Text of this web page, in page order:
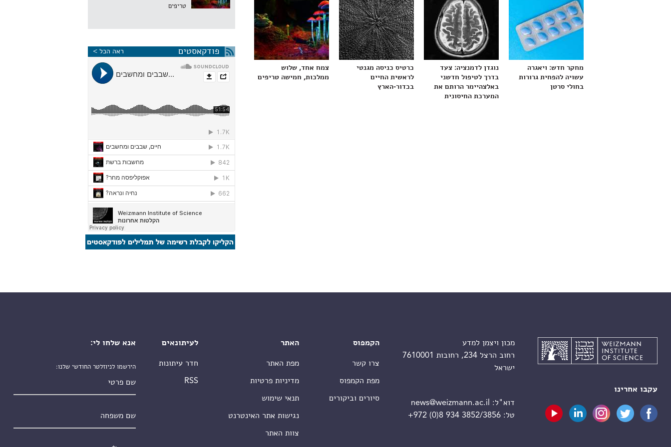
מחקר חדש: ויאגרה
עשויה להפחית גרורות
בחולי סרטן
נוגדן לדמנציה: צעד
בדרך לטיפול חדשני
באלצהיימר הרותם את
המערכת החיסונית
כרטיס כניסה מגנטי
לראשית החיים
בכדור-הארץ
צמח אחד, שלוש
ממלכות, חמישה טריפים
טריפים
פודקאסטים ראה הכל >
עקבו אחרינו
מכון ויצמן למדע
רחוב הרצל 234, רחובות 7610001
ישראל
דוא"ל:
news@weizmann.ac.il
טל:+972 (0)8 934 3852/3856
הקמפוס
צרו קשר
מפת הקמפוס
סיורים וביקורים
האתר
מפת האתר
מדיניות פרטיות
תנאי שימוש
נגישות אתר האינטרנט
צוות האתר
לעיתונאים
חדר עיתונות
RSS
אנא שלחו לי:
הירשמו לניוזלטר החודשי שלנו: